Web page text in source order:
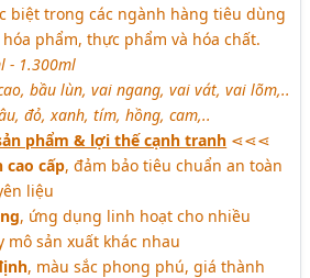
biệt trong các ngành hàng tiêu dùng
phẩm, thực phẩm và hóa chất.
- 1.300ml
bầu lùn, vai ngang, vai vát, vai lõm,..
đỏ, xanh, tím, hồng, cam,..
phẩm & lợi thế cạnh tranh ⋖⋖⋖
cao cấp, đảm bảo tiêu chuẩn an toàn
liệu
, ứng dụng linh hoạt cho nhiều
mô sản xuất khác nhau
, màu sắc phong phú, giá thành